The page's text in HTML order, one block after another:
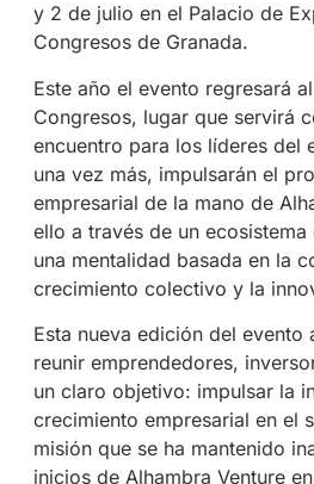
y 2 de julio en el Palacio de
Congresos de Granada.
Este año el evento regresará
Congresos, lugar que servirá
encuentro para los líderes del
una vez más, impulsarán el
empresarial de la mano de
ello a través de un
una mentalidad basada en la
crecimiento colectivo y la
Esta nueva edición del evento
reunir emprendedores,
un claro objetivo: impulsar la
crecimiento empresarial en el
misión que se ha mantenido
inicios de Alhambra Venture